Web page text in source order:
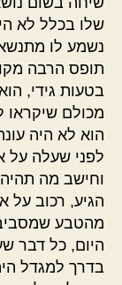
שלו בכלל לא
נשמע לו
תופס הרבה
בטעות גידי,
מכולם שיקראו
הוא לא היה
לפני שעלה על
וחישב מה
הגיע, רכוב על
מהטבע
היום, כל דבר
בדרך למגדל